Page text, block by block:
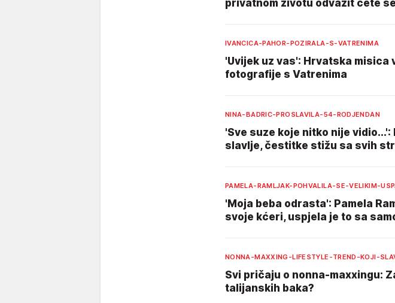
privatnom životu odvažit ćete
IVANCICA-PAHOR-POZIRALA-S-VATRENIMA
'Uvijek uz vas': Hrvatska misica
fotografije s Vatrenima
NINA-BADRIC-PROSLAVILA-54-RODJENDAN
'Sve suze koje nitko nije
slavlje, čestitke stižu sa svih
PAMELA-RAMLJAK-POHVALILA-SE-VELIKIM-
'Moja beba odrasta': Pamela
svoje kćeri, uspjela je to sa
NONNA-MAXXING-LIFESTYLE-TREND-KOJI-
Svi pričaju o nonna-maxxingu:
talijanskih baka?